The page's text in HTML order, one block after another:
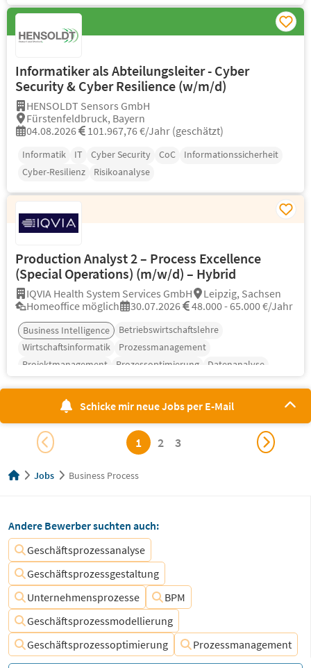
Informatiker als Abteilungsleiter - Cyber
Security & Cyber Resilience (w/m/d)
HENSOLDT Sensors GmbH
Fürstenfeldbruck, Bayern
04.08.2026
101.967,76 €/Jahr (geschätzt)
Informatik IT Cyber Security CoC
Informationssicherheit
Cyber-Resilienz
Risikoanalyse
Production Analyst 2 – Process Excellence
(Special Operations) (m/w/d) – Hybrid
IQVIA Health System Services GmbH
Leipzig, Sachsen
Homeoffice möglich
30.07.2026 48.000 - 65.000 €/Jahr
Business Intelligence
Betriebswirtschaftslehre
Wirtschaftsinformatik
Prozessmanagement
Projektmanagement
Prozessoptimierung Datenanalyse
Schicke mir neue Jobs per E-Mail
1 2 3
Jobs Business Process
Andere Bewerber suchten auch:
Geschäftsprozessanalyse
Geschäftsprozessgestaltung
Unternehmensprozesse
BPM
Geschäftsprozessmodellierung
Geschäftsprozessoptimierung
Prozessmanagement